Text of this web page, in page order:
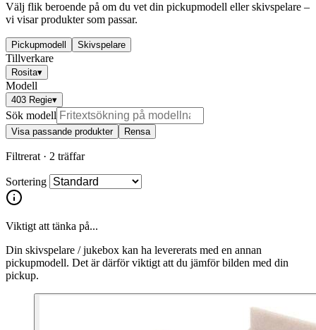
Välj flik beroende på om du vet din pickupmodell eller skivspelare –
vi visar produkter som passar.
Pickupmodell Skivspelare
Tillverkare
Rosita▾
Modell
403 Regie▾
Sök modell
Visa passande produkter Rensa
Filtrerat · 2 träffar
Sortering
Viktigt att tänka på...
Din skivspelare / jukebox kan ha levererats med en annan
pickupmodell. Det är därför viktigt att du jämför bilden med din
pickup.